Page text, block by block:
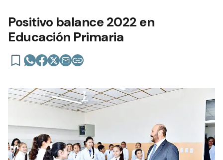
Positivo balance 2022 en
Educación Primaria